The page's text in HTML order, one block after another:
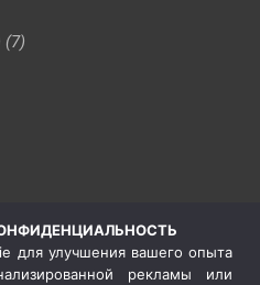
(7)
для улучшения вашего опыта
рекламы или